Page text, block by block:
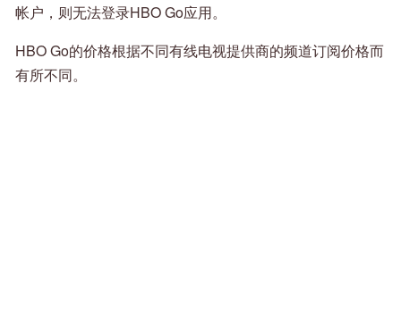
帐户，则无法登录HBO Go应用。
HBO Go的价格根据不同有线电视提供商的频道订阅价格而
有所不同。